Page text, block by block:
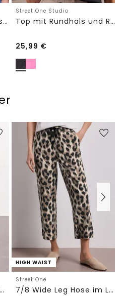
Basic Top mit Rundhals in Unifarbe
Street One Studio
Top mit Rundhals und Rüschendetails
25,99 €
High Waist Barrel Leg Jeans im Loose Fit
HIGH WAIST
Street One
7/8 Wide Leg Hose im Loose Fit mit Print